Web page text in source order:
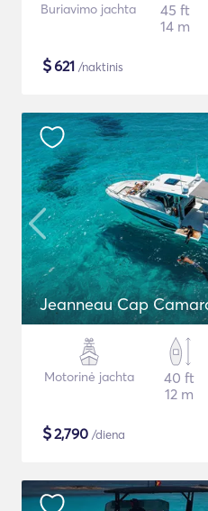
Buriavimo jachta
45 ft
14 m
$621 /naktinis
Jeanneau Cap
Motorinė jachta
40 ft
12 m
$2,790 /diena